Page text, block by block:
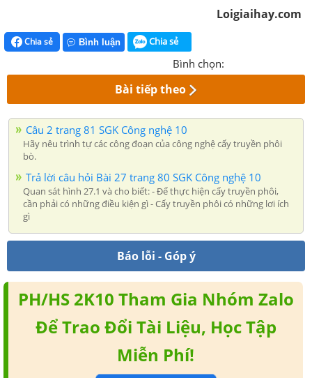
Loigiaihay.com
Chia sẻ Bình luận Chia sẻ
Bình chọn:
Bài tiếp theo
Câu 2 trang 81 SGK Công nghệ 10
Hãy nêu trình tự các công đoạn của công nghệ cấy truyền phôi
bò.
Trả lời câu hỏi Bài 27 trang 80 SGK Công nghệ 10
Quan sát hình 27.1 và cho biết: - Để thực hiện cấy truyền phôi,
cần phải có những điều kiện gì - Cấy truyền phôi có những lơi ích
gì
Báo lỗi - Góp ý
PH/HS 2K10 Tham Gia Nhóm Zalo
Để Trao Đổi Tài Liệu, Học Tập
Miễn Phí!